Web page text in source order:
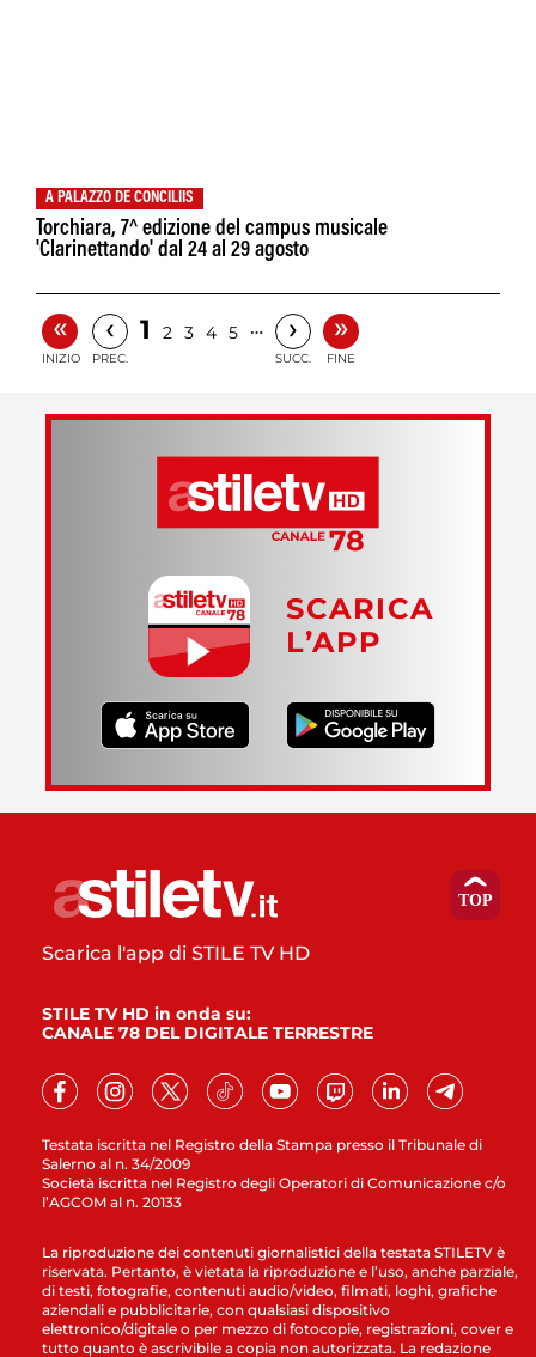
A PALAZZO DE CONCILIIS
Torchiara, 7^ edizione del campus musicale
'Clarinettando' dal 24 al 29 agosto
«
INIZIO
‹
PREC.
1 2 3 4 5 … ›
SUCC.
»
FINE
SCARICA
L’APP
Testata iscritta nel Registro della Stampa presso il Tribunale di
Salerno al n. 34/2009
Società iscritta nel Registro degli Operatori di Comunicazione c/o
l’AGCOM al n. 20133
Scarica l'app di STILE TV HD
STILE TV HD in onda su:
CANALE 78 DEL DIGITALE TERRESTRE
La riproduzione dei contenuti giornalistici della testata STILETV è
riservata. Pertanto, è vietata la riproduzione e l’uso, anche parziale,
di testi, fotografie, contenuti audio/video, filmati, loghi, grafiche
aziendali e pubblicitarie, con qualsiasi dispositivo
elettronico/digitale o per mezzo di fotocopie, registrazioni, cover e
tutto quanto è ascrivibile a copia non autorizzata. La redazione